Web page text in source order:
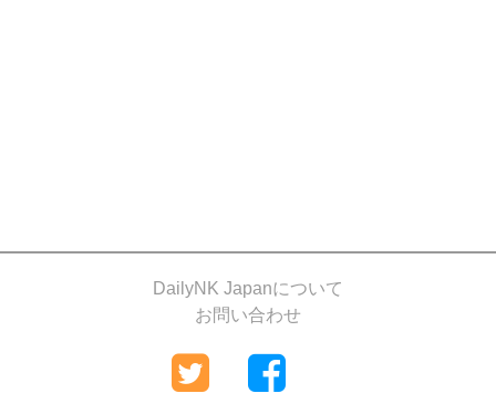
DailyNK Japanについて
お問い合わせ